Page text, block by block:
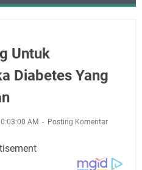
Untuk
Diabetes Yang
AM Posting Komentar